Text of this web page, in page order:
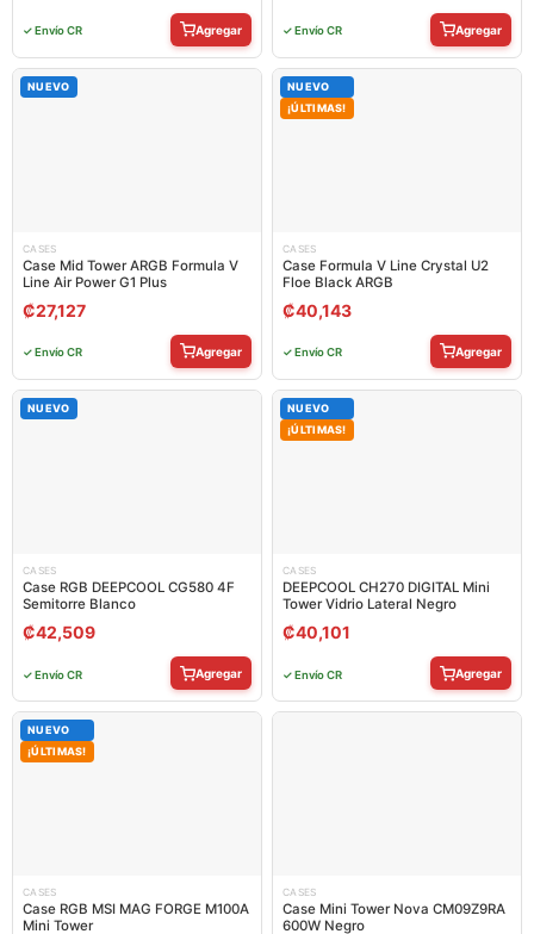
✓ Envío CR Agregar ✓ Envío CR Agregar
NUEVO
CASES
Case Mid Tower ARGB Formula V
Line Air Power G1 Plus
₡27,127
✓ Envío CR Agregar
NUEVO
¡ÚLTIMAS!
CASES
Case Formula V Line Crystal U2
Floe Black ARGB
₡40,143
✓ Envío CR Agregar
NUEVO
CASES
Case RGB DEEPCOOL CG580 4F
Semitorre Blanco
₡42,509
✓ Envío CR Agregar
NUEVO
¡ÚLTIMAS!
CASES
DEEPCOOL CH270 DIGITAL Mini
Tower Vidrio Lateral Negro
₡40,101
✓ Envío CR Agregar
NUEVO
¡ÚLTIMAS!
CASES
Case RGB MSI MAG FORGE M100A
Mini Tower
CASES
Case Mini Tower Nova CM09Z9RA
600W Negro